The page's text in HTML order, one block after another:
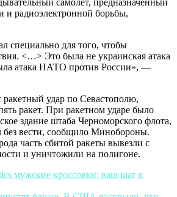
и радиоэлектронной борьбы,
специально для того, чтобы
<…> Это была не украинская атака
атака НАТО против России», —
удар по Севастополю,
ракет. При ракетном ударе было
здание штаба Черноморского флота,
вести, сообщило Минобороны.
часть сбитой ракеты вывезли с
и уничтожили на полигоне.
мужские кроссовки: ваш шаг к